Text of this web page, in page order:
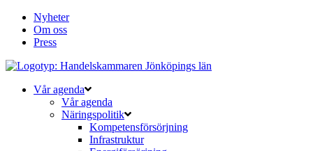
Nyheter
Om oss
Press
Vår agenda
Vår agenda
Näringspolitik
Kompetensförsörjning
Infrastruktur